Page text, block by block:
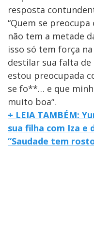
resposta
“Quem se
não tem a metade
isso só tem força
destilar sua falta de
estou preocupada
se fo**… e que
muito boa“.
+ LEIA TAMBÉM:
sua filha com Iza e
“Saudade tem